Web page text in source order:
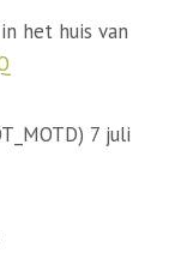
het huis van
7 juli